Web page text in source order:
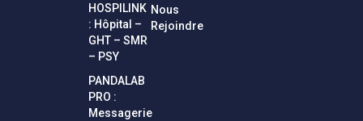
HOSPILINK
: Hôpital –
GHT – SMR
– PSY
PANDALAB
PRO :
Messagerie
Nous
Rejoindre